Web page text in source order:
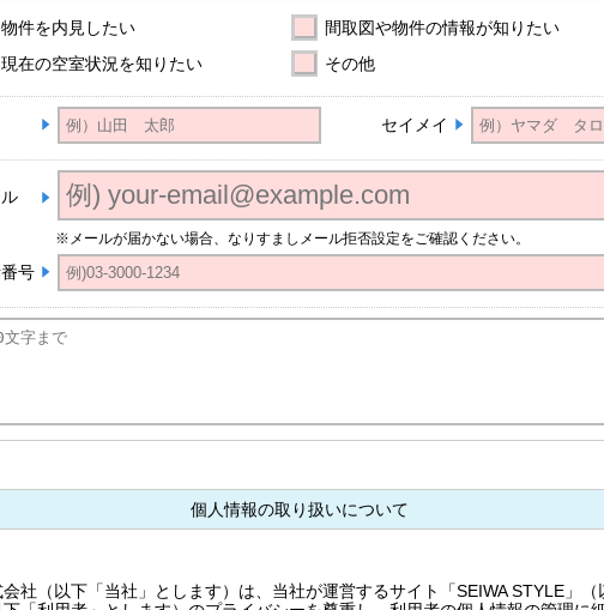
物件を内見したい
間取図や物件の情報が知りたい
現在の空室状況を知りたい
その他
セイメイ
※メールが届かない場合、なりすましメール拒否設定をご確認ください。
号
個人情報の取り扱いについて
社（以下「当社」とします）は、当社が運営するサイト「SEIWA STYLE」（